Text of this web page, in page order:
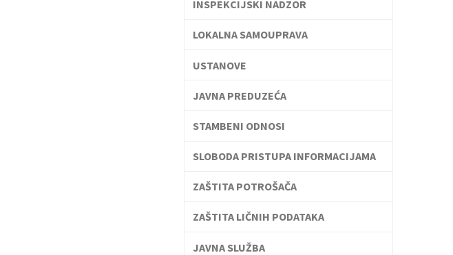
INSPEKCIJSKI NADZOR
LOKALNA SAMOUPRAVA
USTANOVE
JAVNA PREDUZEĆA
STAMBENI ODNOSI
SLOBODA PRISTUPA INFORMACIJAMA
ZAŠTITA POTROŠAČA
ZAŠTITA LIČNIH PODATAKA
JAVNA SLUŽBA